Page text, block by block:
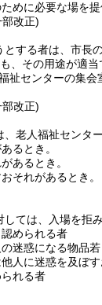
めに必要な場を提
改正)
する者は、市長
、その用途が適当
祉センターの集
改正)
老人福祉センタ
るとき。
あるとき。
それがあるとき。
ては、入場を拒
められる者
迷惑になる物品
人に迷惑を及ぼ
れる者